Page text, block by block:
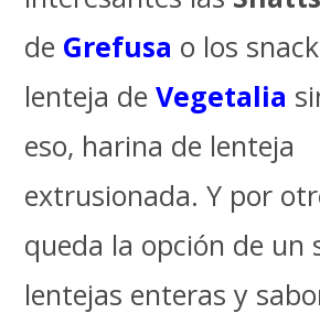
de Grefusa o los
lenteja deVegetalia
eso, harina de lenteja
extrusionada. Y por
queda la opción de un
lentejas enteras y